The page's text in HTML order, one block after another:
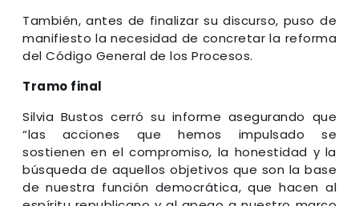
También, antes de finalizar su discurso, puso de
manifiesto la necesidad de concretar la reforma
del Código General de los Procesos.
Tramo final
Silvia Bustos cerró su informe asegurando que
“las acciones que hemos impulsado se
sostienen en el compromiso, la honestidad y la
búsqueda de aquellos objetivos que son la base
de nuestra función democrática, que hacen al